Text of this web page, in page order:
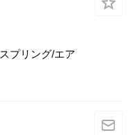
スプリング/エア